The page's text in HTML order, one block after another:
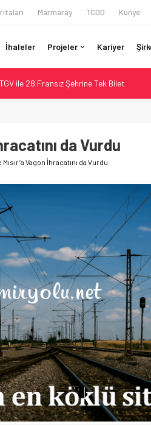
Marmaray TCDD Künye
İhaleler Projeler Kariyer
ile 28 Fransız Şehrine Tek Bilet
15 Günlük Bakım: Tren Seferleri
Euro’luk Yenileme: Sol Tüneli %33
Tarihi Entegrasyon: GBR Anglia Resmen
da Vurdu
Mısır’a Vagon İhracatını da Vurdu